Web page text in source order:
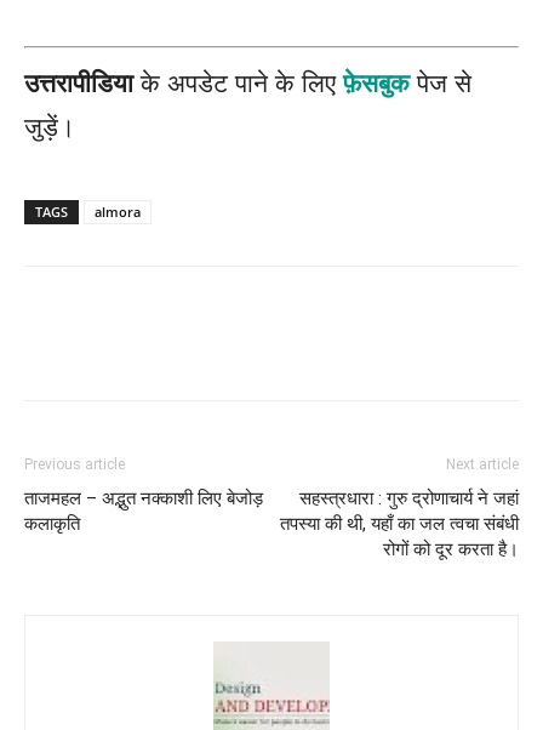
उत्तरापीडियाके अपडेट पाने के लिएफ़ेसबुकपेज से
जुड़ें।
TAGS almora
Previous article
ताजमहल – अद्भुत नक्काशी लिए बेजोड़
कलाकृति
Next article
सहस्त्रधारा : गुरु द्रोणाचार्य ने जहां
तपस्या की थी, यहाँ का जल त्वचा संबंधी
रोगों को दूर करता है।